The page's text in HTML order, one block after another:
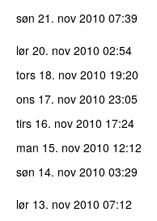
søn 21. nov 2010 07:39
lør 20. nov 2010 02:54
tors 18. nov 2010 19:20
ons 17. nov 2010 23:05
tirs 16. nov 2010 17:24
man 15. nov 2010 12:12
søn 14. nov 2010 03:29
lør 13. nov 2010 07:12